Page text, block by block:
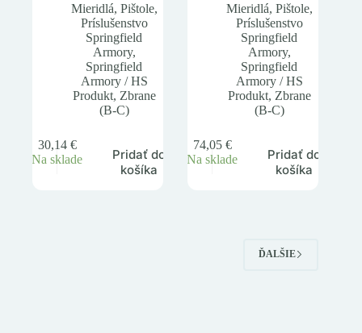
Mieridlá, Pištole,
Príslušenstvo
Springfield
Armory,
Springfield
Armory / HS
Produkt, Zbrane
(B-C)
30,14 €
Na sklade
Pridať do
košíka
Mieridlá, Pištole,
Príslušenstvo
Springfield
Armory,
Springfield
Armory / HS
Produkt, Zbrane
(B-C)
74,05 €
Na sklade
Pridať do
košíka
ĎALŠIE